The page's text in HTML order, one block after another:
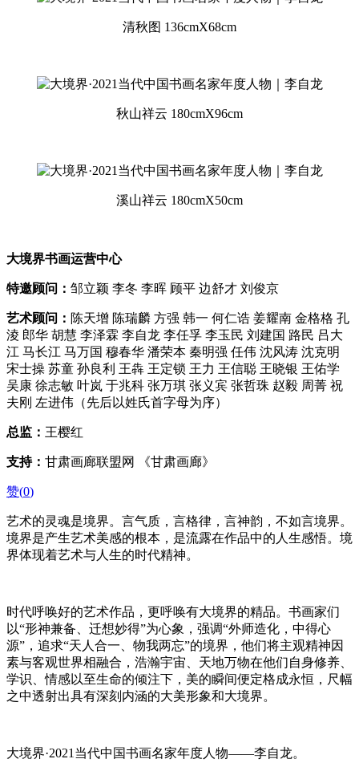
清秋图 136cmX68cm
秋山祥云 180cmX96cm
溪山祥云 180cmX50cm
大境界书画运营中心
特邀顾问： 邹立颖 李冬 李晖 顾平 边舒才 刘俊京
艺术顾问： 陈天增 陈瑞麟 方强 韩一 何仁诰 姜耀南 金格格 孔
淩 郎华 胡慧 李泽霖 李自龙 李任孚 李玉民 刘建国 路民 吕大
江 马长江 马万国 穆春华 潘荣本 秦明强 任伟 沈风涛 沈克明
宋士操 苏童 孙良利 王犇 王定锁 王力 王信聪 王晓银 王佑学
吴康 徐志敏 叶岚 于兆科 张万琪 张义宾 张哲珠 赵毅 周菁 祝
夫刚 左进伟（先后以姓氏首字母为序）
总监： 王樱红
支持： 甘肃画廊联盟网 《甘肃画廊》
赞(0)
艺术的灵魂是境界。言气质，言格律，言神韵，不如言境界。
境界是产生艺术美感的根本，是流露在作品中的人生感悟。境
界体现着艺术与人生的时代精神。
时代呼唤好的艺术作品，更呼唤有大境界的精品。书画家们
以“形神兼备、迁想妙得”为心象，强调“外师造化，中得心
源”，追求“天人合一、物我两忘”的境界，他们将主观精神因
素与客观世界相融合，浩瀚宇宙、天地万物在他们自身修养、
学识、情感以至生命的倾注下，美的瞬间便定格成永恒，尺幅
之中透射出具有深刻内涵的大美形象和大境界。
大境界·2021当代中国书画名家年度人物——李自龙。